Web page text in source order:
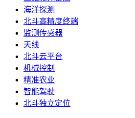
海洋探测
北斗高精度终端
监测传感器
天线
北斗云平台
机械控制
精准农业
智能驾驶
北斗独立定位